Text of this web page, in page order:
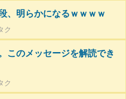
、明らかになるｗｗｗｗ
ク
このメッセージを解読でき
ク